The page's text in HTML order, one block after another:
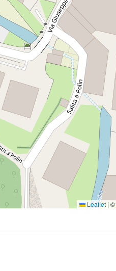
Leaflet | ©